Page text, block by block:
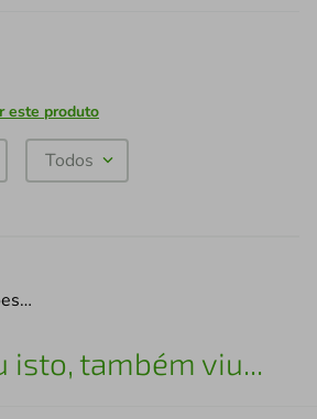
este produto
Todos
isto, também viu...